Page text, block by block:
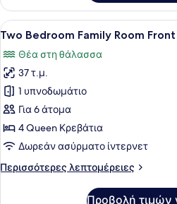
Bedroom
Family
Room
Sea
View
Προβολή
όλων
των
φωτογραφιών
για
Two
Bedroom
Family
Room
Front
5
Two Bedroom Family Room
Θέα στη θάλασσα
37 τ.μ.
1 υπνοδωμάτιο
Για 6 άτομα
4 Queen Κρεβάτια
Δωρεάν ασύρματο ίντερνετ
Περισσότερες λεπτομέρειες
Περισσότερες
Προβολή τιμών